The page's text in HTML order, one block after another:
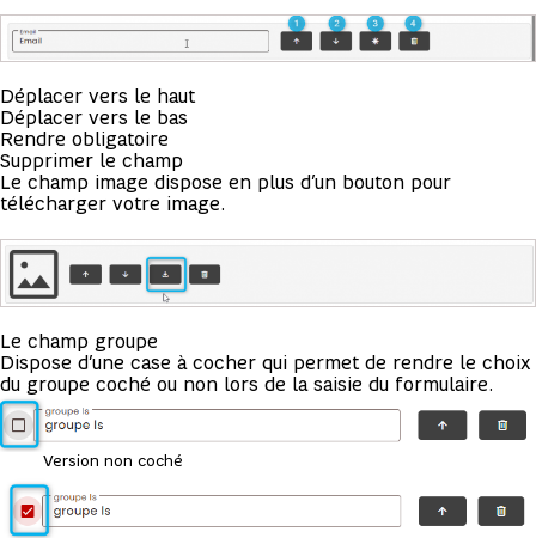
Déplacer vers le haut
Déplacer vers le bas
Rendre obligatoire
Supprimer le champ
Le champ image dispose en plus d’un bouton pour
télécharger votre image.
Le champ groupe
Dispose d’une case à cocher qui permet de rendre le choix
du groupe coché ou non lors de la saisie du formulaire.
Version non coché